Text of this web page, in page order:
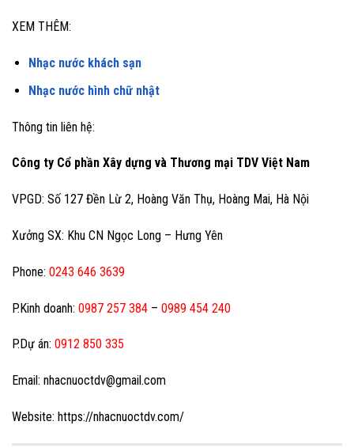
XEM THÊM:
Nhạc nước khách sạn
Nhạc nước hình chữ nhật
Thông tin liên hệ:
Công ty Cổ phần Xây dựng và Thương mại TDV Việt Nam
VPGD: Số 127 Đền Lừ 2, Hoàng Văn Thụ, Hoàng Mai, Hà Nội
Xưởng SX: Khu CN Ngọc Long – Hưng Yên
Phone: 0243 646 3639
P.Kinh doanh: 0987 257 384 – 0989 454 240
P.Dự án: 0912 850 335
Email: nhacnuoctdv@gmail.com
Website: https://nhacnuoctdv.com/